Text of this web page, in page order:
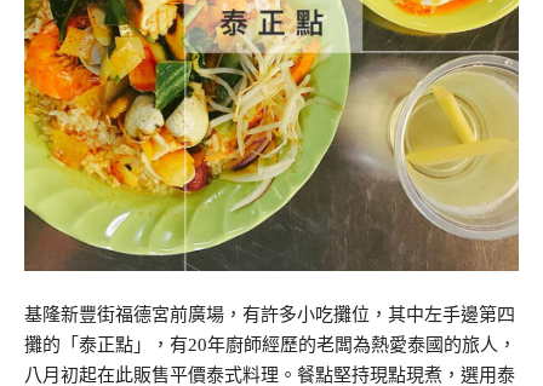
基隆新豐街福德宮前廣場，有許多小吃攤位，其中左手邊第四
攤的「泰正點」，有20年廚師經歷的老闆為熱愛泰國的旅人，
八月初起在此販售平價泰式料理。餐點堅持現點現煮，選用泰